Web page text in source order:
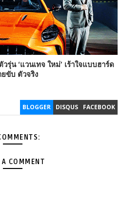
น ‘แวนเทจ ใหม่’ เร้าใจแบบฮาร์ด
ขับ ตัวจริง
BLOGGER DISQUS FACEBOOK
COMMENT